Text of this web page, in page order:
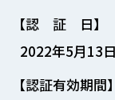
【認 証 日】
2022年5月13日
【認証有効期間】